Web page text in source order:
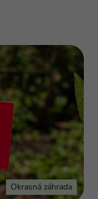
Okrasná záhrada